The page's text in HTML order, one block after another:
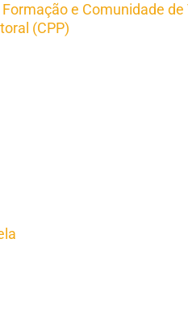
e Comunidade de
(CPP)​